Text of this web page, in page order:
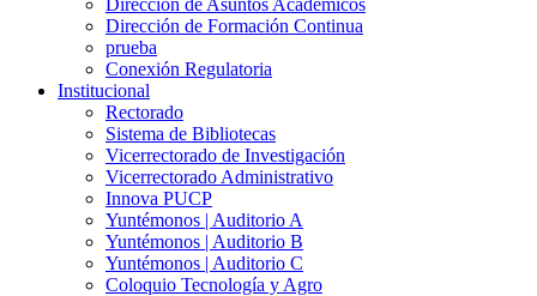
Dirección de Asuntos Académicos
Dirección de Formación Continua
prueba
Conexión Regulatoria
Institucional
Rectorado
Sistema de Bibliotecas
Vicerrectorado de Investigación
Vicerrectorado Administrativo
Innova PUCP
Yuntémonos | Auditorio A
Yuntémonos | Auditorio B
Yuntémonos | Auditorio C
Coloquio Tecnología y Agro